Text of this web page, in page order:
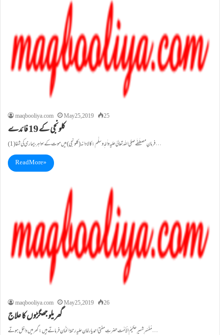
maqbooliya.com May 25, 2019 25
کلونجی کے 19 فائدے
(1)فرمانِ مصطَفٰے صلی اللہ تعالیٰ علیہ واٰلہٖ وسلَّم: کالا دانہ( کلونجی) میں موت کے سِوا ہر بیماری کی شِفا…
Read More »
maqbooliya.com May 25, 2019 26
گھریلو جھگڑوں کا علاج
مُفَسّرِشہیر حکیمُ الْاُمَّت حضر تِ مفتی احمد یار خان علیہ رحمۃ الحنّان فرماتے ہیں: گھر میں داخِل ہوتے…